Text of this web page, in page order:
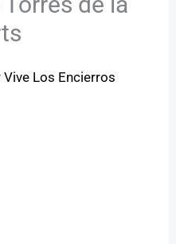
Vive Los Encierros